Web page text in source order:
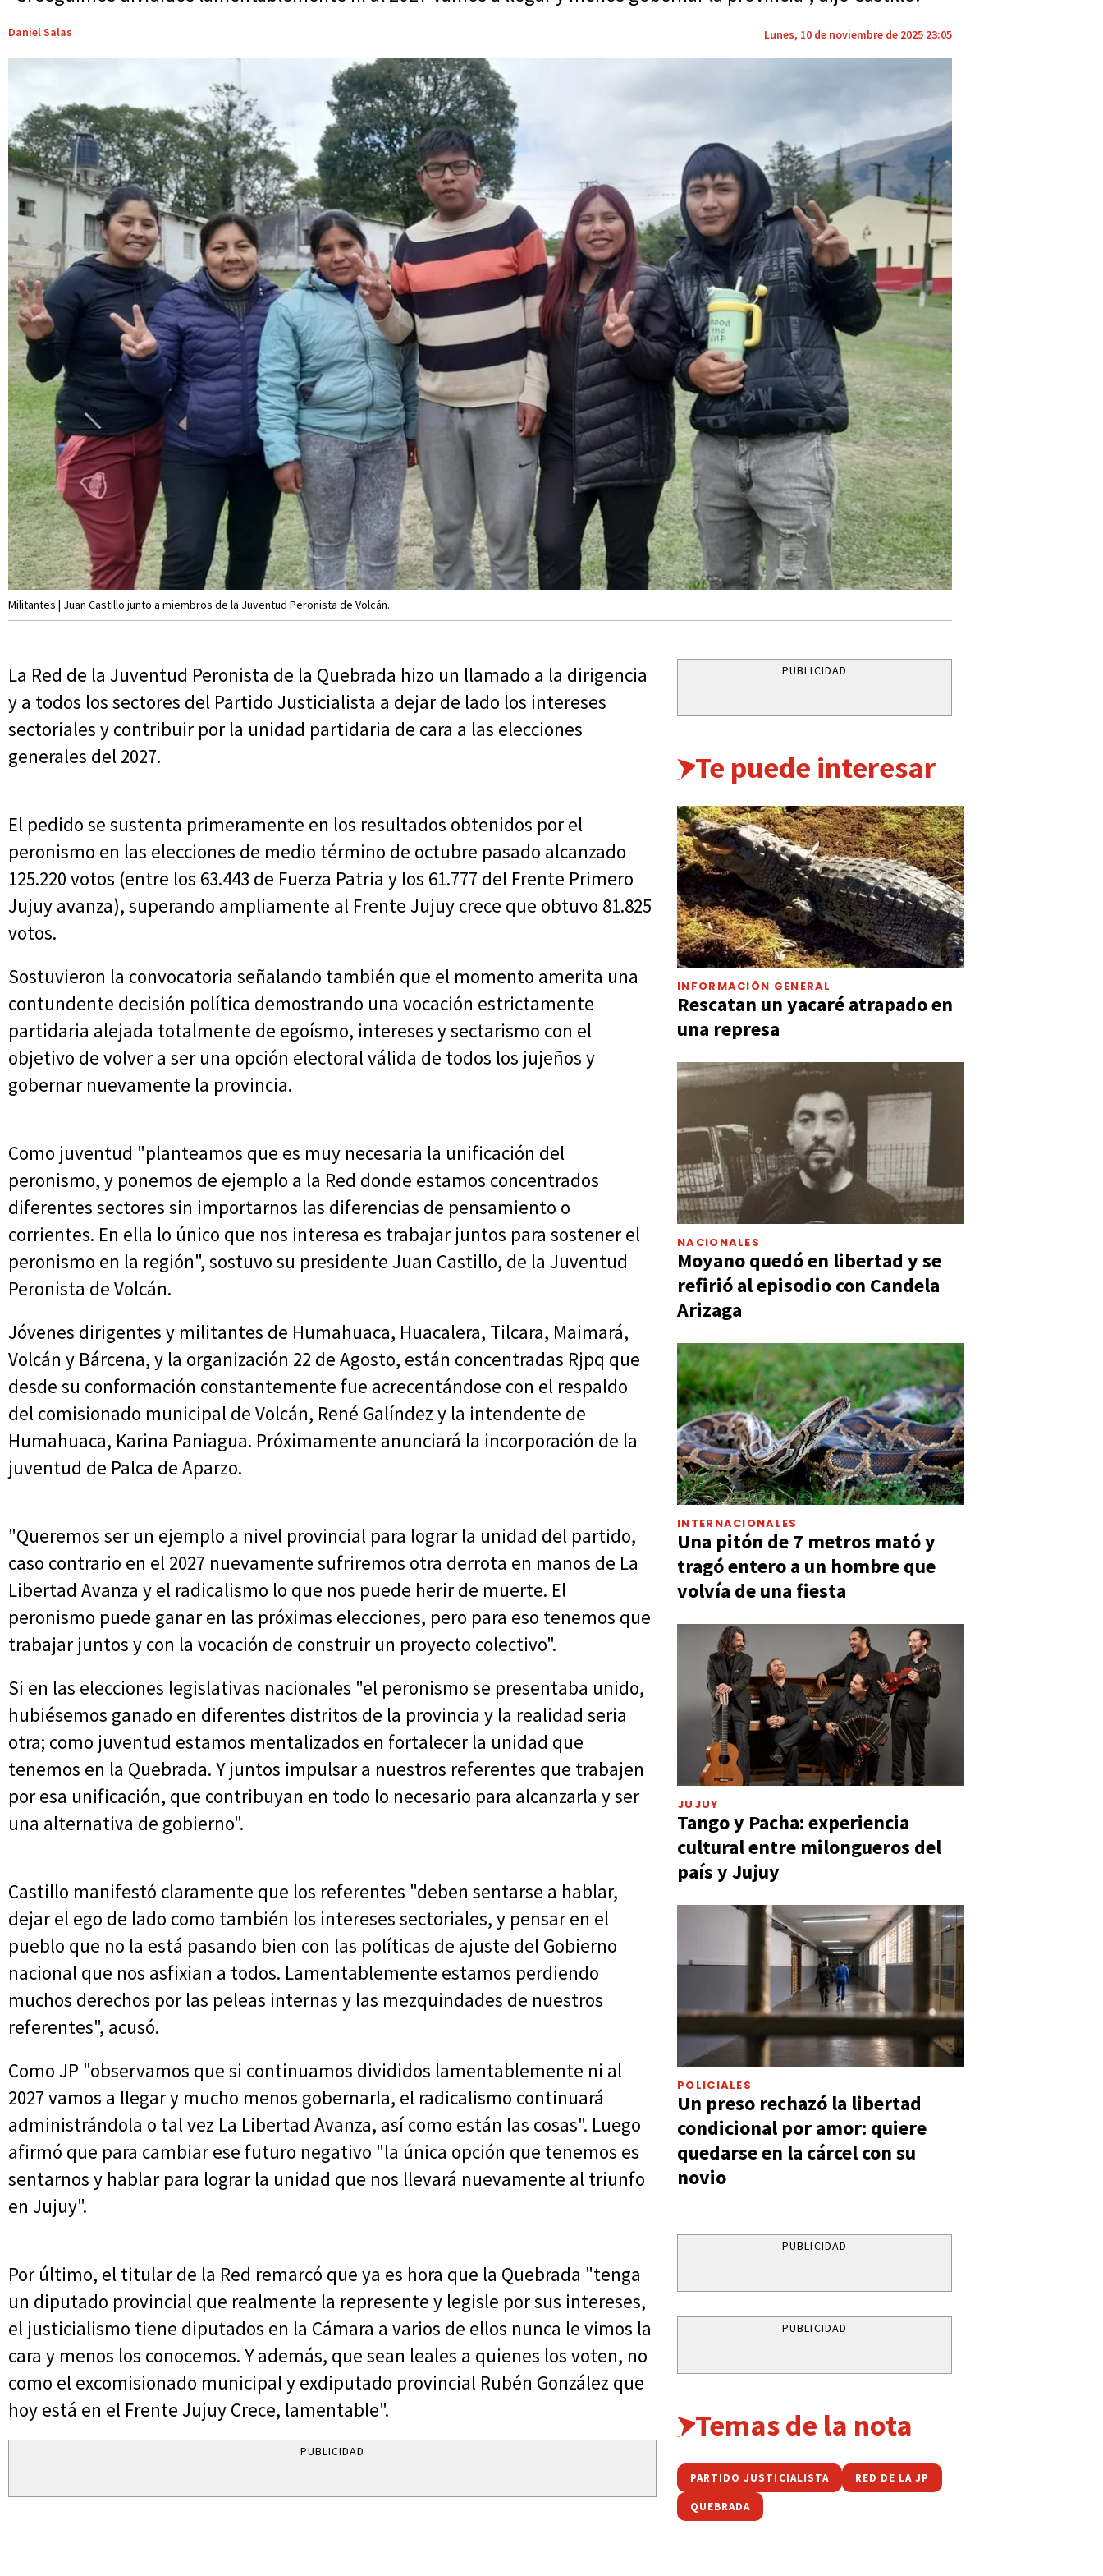
Daniel Salas Lunes, 10 de noviembre de 2025 23:05
Militantes | Juan Castillo junto a miembros de la Juventud Peronista de Volcán.
La Red de la Juventud Peronista de la Quebrada hizo un llamado a la dirigencia
y a todos los sectores del Partido Justicialista a dejar de lado los intereses
sectoriales y contribuir por la unidad partidaria de cara a las elecciones
generales del 2027.
El pedido se sustenta primeramente en los resultados obtenidos por el
peronismo en las elecciones de medio término de octubre pasado alcanzado
125.220 votos (entre los 63.443 de Fuerza Patria y los 61.777 del Frente Primero
Jujuy avanza), superando ampliamente al Frente Jujuy crece que obtuvo 81.825
votos.
Sostuvieron la convocatoria señalando también que el momento amerita una
contundente decisión política demostrando una vocación estrictamente
partidaria alejada totalmente de egoísmo, intereses y sectarismo con el
objetivo de volver a ser una opción electoral válida de todos los jujeños y
gobernar nuevamente la provincia.
Como juventud "planteamos que es muy necesaria la unificación del
peronismo, y ponemos de ejemplo a la Red donde estamos concentrados
diferentes sectores sin importarnos las diferencias de pensamiento o
corrientes. En ella lo único que nos interesa es trabajar juntos para sostener el
peronismo en la región", sostuvo su presidente Juan Castillo, de la Juventud
Peronista de Volcán.
Jóvenes dirigentes y militantes de Humahuaca, Huacalera, Tilcara, Maimará,
Volcán y Bárcena, y la organización 22 de Agosto, están concentradas Rjpq que
desde su conformación constantemente fue acrecentándose con el respaldo
del comisionado municipal de Volcán, René Galíndez y la intendente de
Humahuaca, Karina Paniagua. Próximamente anunciará la incorporación de la
juventud de Palca de Aparzo.
"Queremos ser un ejemplo a nivel provincial para lograr la unidad del partido,
caso contrario en el 2027 nuevamente sufriremos otra derrota en manos de La
Libertad Avanza y el radicalismo lo que nos puede herir de muerte. El
peronismo puede ganar en las próximas elecciones, pero para eso tenemos que
trabajar juntos y con la vocación de construir un proyecto colectivo".
Si en las elecciones legislativas nacionales "el peronismo se presentaba unido,
hubiésemos ganado en diferentes distritos de la provincia y la realidad seria
otra; como juventud estamos mentalizados en fortalecer la unidad que
tenemos en la Quebrada. Y juntos impulsar a nuestros referentes que trabajen
por esa unificación, que contribuyan en todo lo necesario para alcanzarla y ser
una alternativa de gobierno".
Castillo manifestó claramente que los referentes "deben sentarse a hablar,
dejar el ego de lado como también los intereses sectoriales, y pensar en el
pueblo que no la está pasando bien con las políticas de ajuste del Gobierno
nacional que nos asfixian a todos. Lamentablemente estamos perdiendo
muchos derechos por las peleas internas y las mezquindades de nuestros
referentes", acusó.
Como JP "observamos que si continuamos divididos lamentablemente ni al
2027 vamos a llegar y mucho menos gobernarla, el radicalismo continuará
administrándola o tal vez La Libertad Avanza, así como están las cosas". Luego
afirmó que para cambiar ese futuro negativo "la única opción que tenemos es
sentarnos y hablar para lograr la unidad que nos llevará nuevamente al triunfo
en Jujuy".
Por último, el titular de la Red remarcó que ya es hora que la Quebrada "tenga
un diputado provincial que realmente la represente y legisle por sus intereses,
el justicialismo tiene diputados en la Cámara a varios de ellos nunca le vimos la
cara y menos los conocemos. Y además, que sean leales a quienes los voten, no
como el excomisionado municipal y exdiputado provincial Rubén González que
hoy está en el Frente Jujuy Crece, lamentable".
PUBLICIDAD
PUBLICIDAD
Te puede interesar
INFORMACIÓN GENERAL
Rescatan un yacaré atrapado en
una represa
NACIONALES
Moyano quedó en libertad y se
refirió al episodio con Candela
Arizaga
INTERNACIONALES
Una pitón de 7 metros mató y
tragó entero a un hombre que
volvía de una fiesta
JUJUY
Tango y Pacha: experiencia
cultural entre milongueros del
país y Jujuy
POLICIALES
Un preso rechazó la libertad
condicional por amor: quiere
quedarse en la cárcel con su
novio
PUBLICIDAD
PUBLICIDAD
Temas de la nota
PARTIDO JUSTICIALISTA RED DE LA JP
QUEBRADA